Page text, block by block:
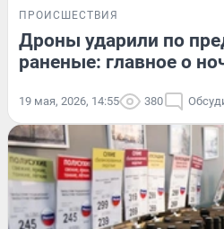
ПРОИСШЕСТВИЯ
Дроны ударили по
раненые: главное о
19 мая, 2026, 14:55 380